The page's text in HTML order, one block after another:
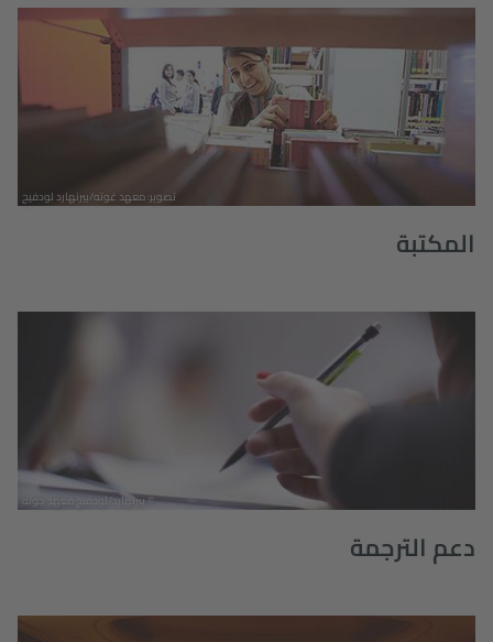
تصوير: معهد غوته/بيرنهارد لودفيج
المكتبة
© بيرنهارد/لودفيج معهد جوته
دعم الترجمة